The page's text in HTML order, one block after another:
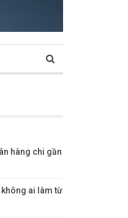
hàng chi gần
ai làm từ